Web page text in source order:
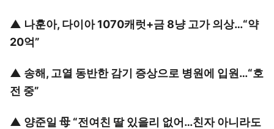
▲ 나훈아, 다이아 1070캐럿+금 8냥 고가 의상…“약
20억”
▲ 송해, 고열 동반한 감기 증상으로 병원에 입원…“호
전 중”
▲ 양준일 母 “전여친 딸 있을리 없어…친자 아니라도